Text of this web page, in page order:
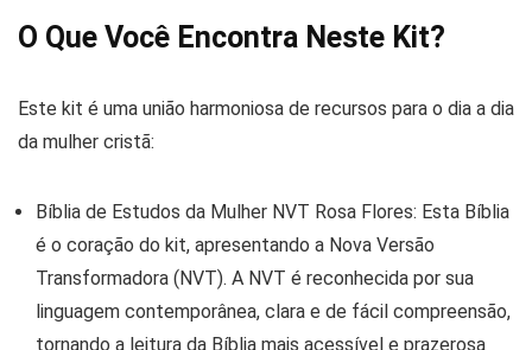
O Que Você Encontra Neste Kit?
Este kit é uma união harmoniosa de recursos para o dia a dia
da mulher cristã:
Bíblia de Estudos da Mulher NVT Rosa Flores: Esta Bíblia
é o coração do kit, apresentando a Nova Versão
Transformadora (NVT). A NVT é reconhecida por sua
linguagem contemporânea, clara e de fácil compreensão,
tornando a leitura da Bíblia mais acessível e prazerosa